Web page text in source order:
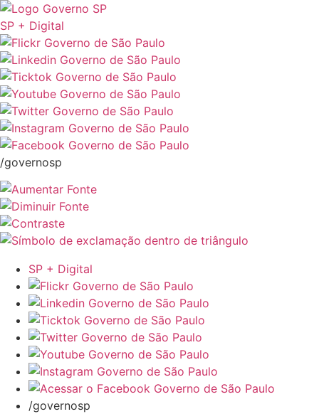
SP + Digital
/governosp
SP + Digital
/governosp